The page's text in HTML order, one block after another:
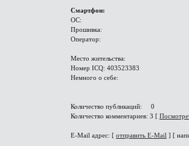
Смартфон:
ОС:
Прошивка:
Оператор:
Место жительства:
Номер ICQ: 403523383
Немного о себе:
Количество публикаций: 0
Количество комментариев: 3 [
E-Mail адрес: [ отправить E-Mail ] [